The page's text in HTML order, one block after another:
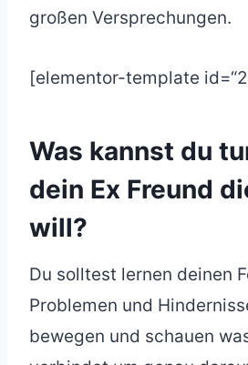
großen Versprechungen.
[elementor-template
Was kannst du
dein Ex Freund
will?
Du solltest lernen deinen
Problemen und
bewegen und schauen